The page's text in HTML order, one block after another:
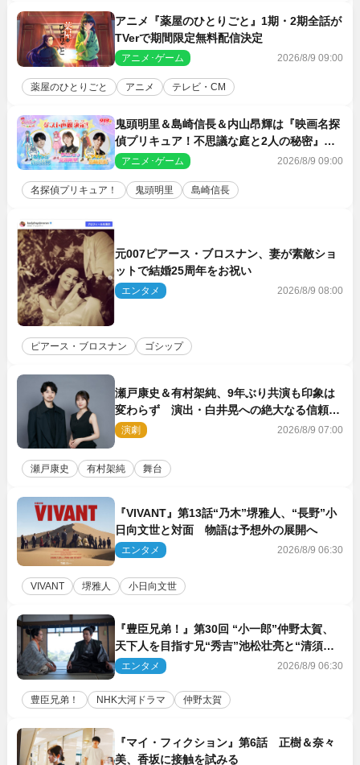
アニメ『薬屋のひとりごと』1期・2期全話が
TVerで期間限定無料配信決定
アニメ･ゲーム 2026/8/9 09:00
薬屋のひとりごと アニメ テレビ・CM
鬼頭明里＆島崎信長＆内山昂輝は『映画名探
偵プリキュア！不思議な庭と2人の秘密』ゲ
スト声優に決定
アニメ･ゲーム 2026/8/9 09:00
名探偵プリキュア！ 鬼頭明里 島崎信長
元007ピアース・ブロスナン、妻が素敵ショ
ットで結婚25周年をお祝い
エンタメ 2026/8/9 08:00
ピアース・ブロスナン ゴシップ
瀬戸康史＆有村架純、9年ぶり共演も印象は
変わらず 演出・白井晃への絶大なる信頼を
胸に舞台『キュー』に挑む
演劇 2026/8/9 07:00
瀬戸康史 有村架純 舞台
『VIVANT』第13話“乃木”堺雅人、“長野”小
日向文世と対面 物語は予想外の展開へ
エンタメ 2026/8/9 06:30
VIVANT 堺雅人 小日向文世
『豊臣兄弟！』第30回 “小一郎”仲野太賀、
天下人を目指す兄“秀吉”池松壮亮と“清須会
議”へ
エンタメ 2026/8/9 06:30
豊臣兄弟！ NHK大河ドラマ 仲野太賀
『マイ・フィクション』第6話 正樹＆奈々
美、香坂に接触を試みる